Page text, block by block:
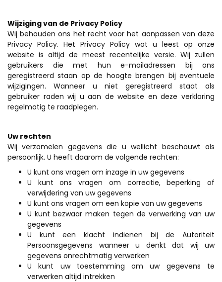
Wijziging van de Privacy Policy
Wij behouden ons het recht voor het aanpassen van deze
Privacy Policy. Het Privacy Policy wat u leest op onze
website is altijd de meest recentelijke versie. Wij zullen
gebruikers die met hun e-mailadressen bij ons
geregistreerd staan op de hoogte brengen bij eventuele
wijzigingen. Wanneer u niet geregistreerd staat als
gebruiker raden wij u aan de website en deze verklaring
regelmatig te raadplegen.
Uw rechten
Wij verzamelen gegevens die u wellicht beschouwt als
persoonlijk. U heeft daarom de volgende rechten:
U kunt ons vragen om inzage in uw gegevens
U kunt ons vragen om correctie, beperking of
verwijdering van uw gegevens
U kunt ons vragen om een kopie van uw gegevens
U kunt bezwaar maken tegen de verwerking van uw
gegevens
U kunt een klacht indienen bij de Autoriteit
Persoonsgegevens wanneer u denkt dat wij uw
gegevens onrechtmatig verwerken
U kunt uw toestemming om uw gegevens te
verwerken altijd intrekken